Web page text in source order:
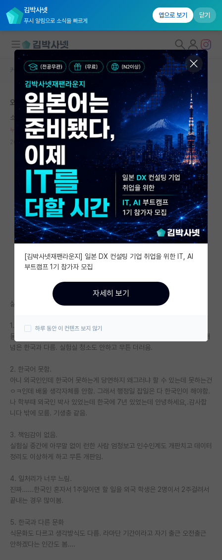
김박사넷
푸시 알림으로 소식을 빠르게
앱으로 보기 닫기
대학원생 모집
국내대학원 정보
연구실&오픈랩
커뮤니티
커뮤니티 홈
전체글보기
베스트 게시판
IF 명예의전당
자유 게시판(아무개랩)
미국 유학 게시판
미국 대학원 합격 후기 게시판
대학원생 모집 게시판
연구실(PI) 홍보 게시판
임용 정보 게시판
학부 인턴 게시판
임용 후기 게시판
PI 전용 게시판
인문사회 계열 게시판
특수/전문대학원 게시판
반도체/AI 게시판
장학금/장학생 게시판
커뮤니티 홈 자유 게시판(아무개랩)
외국인 학생 나만 싫어함?
소심한 어니스트 러더퍼드*
누적 신고가 20개 이상인 사용자입니다.
2023.10.29
싫은 이유 4가지
1. 더러움
몸 냄새 너무 심함.....인도, 베트남, 중국, 파키스탄 등등 후진국애들 위생개
념은 한국과 다름. 실험실 청소도 안하고 무튼 더러움.
2. 한국어 못함.
아니 외국인인데 한국어 못하는게 당연하지 왜그러냐 할 수 있는데 못하는건
ㅇㅋ인데 배울 생각자체를 안함. 그래서 행정일 잡일은 다 한국인이 해야함.
나 학부때 외국인 박사 있었는데 한국에 7년 있었는데 안녕하세요,.감사합
니다 밖에 모름. 기생충 같음.
3. 책임감이 없음.
실험실 중간에 아무말 없이 런한 사람 엄청보고 인수인계도 개판치고 데이터
정리도 이상하게 하고 무튼 개판임.
4. 일처리가 너무 느림.
진짜......한국인 혼자서 1주일이면 할 일을 외국 학생은 2명이서 2주걸려서
끝내는 경우 많이봄.
5. 한국과 다른 문화
식문화도 다르고 생각방식도 다름. 라마단 기간이라고 자기 출근 오전출근
안하겠다는 인간도 봄....
[김박사넷재팬라운지] 일본 DX 컨설팅 기업 취업을 위한 IT, AI
부트캠프 1기 참가자 모집
자세히 보기
하루 동안 이 컨텐츠 보지 않기